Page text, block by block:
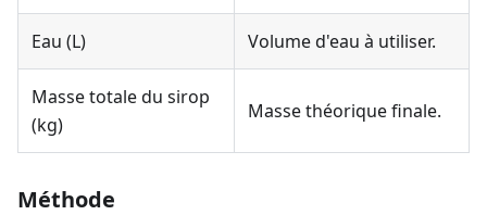
Eau (L) Volume d'eau à utiliser.
Masse totale du sirop
(kg)
Masse théorique finale.
Méthode